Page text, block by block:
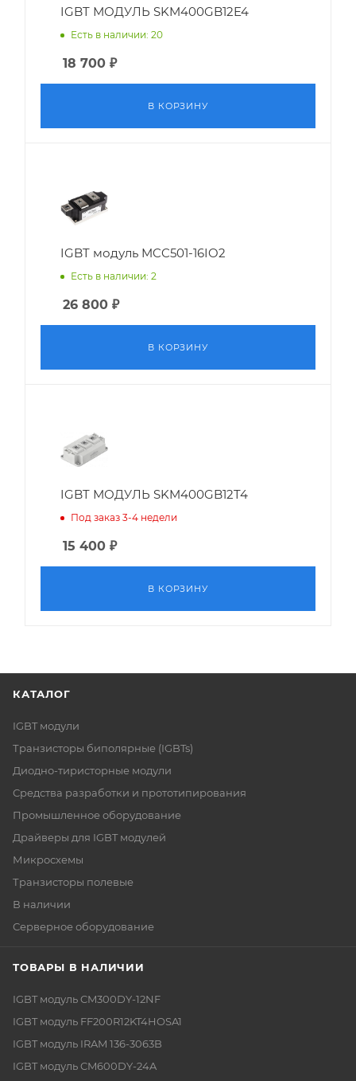
IGBT МОДУЛЬ SKM400GB12E4
Есть в наличии: 20
18 700 ₽
В КОРЗИНУ
IGBT модуль MCC501-16IO2
Есть в наличии: 2
26 800 ₽
В КОРЗИНУ
IGBT МОДУЛЬ SKM400GB12T4
Под заказ 3-4 недели
15 400 ₽
В КОРЗИНУ
КАТАЛОГ
IGBT модули
Транзисторы биполярные (IGBTs)
Диодно-тиристорные модули
Средства разработки и прототипирования
Промышленное оборудование
Драйверы для IGBT модулей
Микросхемы
Транзисторы полевые
В наличии
Серверное оборудование
ТОВАРЫ В НАЛИЧИИ
IGBT модуль CM300DY-12NF
IGBT модуль FF200R12KT4HOSA1
IGBT модуль IRAM 136-3063B
IGBT модуль CM600DY-24A